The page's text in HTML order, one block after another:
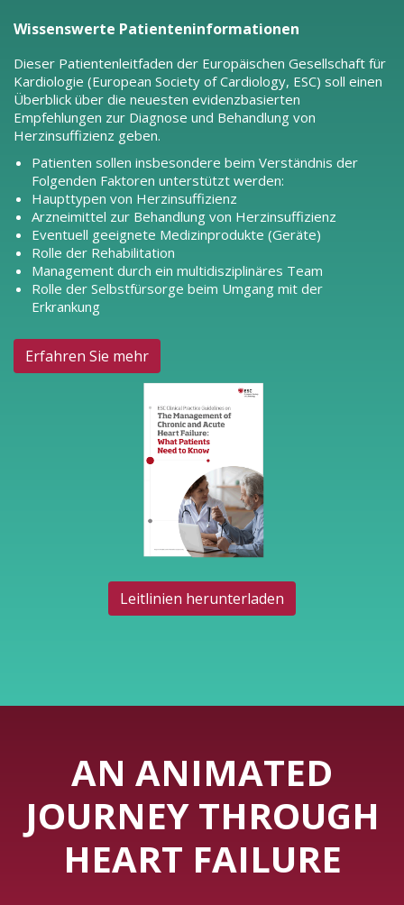
Wissenswerte Patienteninformationen
Dieser Patientenleitfaden der Europäischen Gesellschaft für
Kardiologie (European Society of Cardiology, ESC) soll einen
Überblick über die neuesten evidenzbasierten
Empfehlungen zur Diagnose und Behandlung von
Herzinsuffizienz geben.
Patienten sollen insbesondere beim Verständnis der
Folgenden Faktoren unterstützt werden:
Haupttypen von Herzinsuffizienz
Arzneimittel zur Behandlung von Herzinsuffizienz
Eventuell geeignete Medizinprodukte (Geräte)
Rolle der Rehabilitation
Management durch ein multidisziplinäres Team
Rolle der Selbstfürsorge beim Umgang mit der
Erkrankung
Erfahren Sie mehr
Leitlinien herunterladen
AN ANIMATED
JOURNEY THROUGH
HEART FAILURE